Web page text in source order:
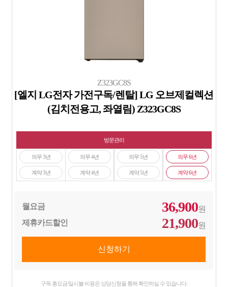
Z323GC8S
[엘지 LG전자 가전구독/렌탈] LG 오브제컬렉션
(김치전용고, 좌열림) Z323GC8S
방문관리
의무 3년
계약 3년
의무 4년
계약 4년
의무 5년
계약 5년
의무 6년
계약 6년
월요금 36,900원
제휴카드할인
21,900원
구독 총요금/일시불 비용은 상담신청을 통해 확인하실 수 있습니다.